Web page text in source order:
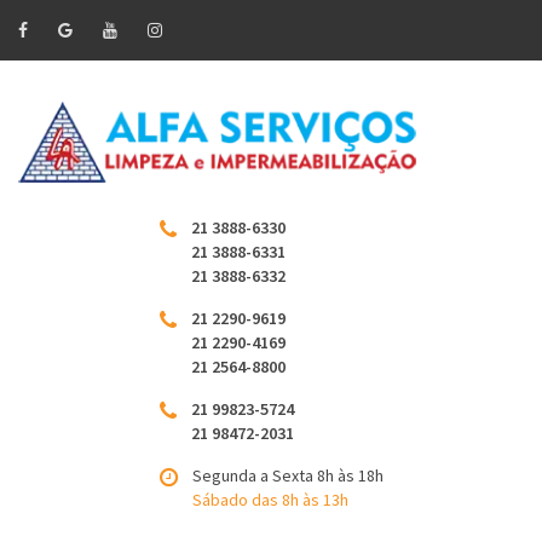
21 3888-6330
21 3888-6331
21 3888-6332
21 2290-9619
21 2290-4169
21 2564-8800
21 99823-5724
21 98472-2031
Segunda a Sexta 8h às 18h
Sábado das 8h às 13h